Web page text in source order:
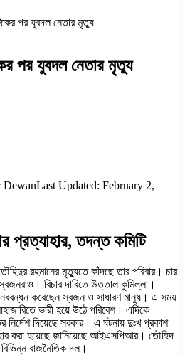
পর যুবদল নেতার মৃত্যু
পর যুবদল নেতার মৃত্যু
DewanLast Updated: February 2,
প্রত্যাহার, তদন্ত কমিটি
রহমানের মৃত্যুতে কাঁদছে তার পরিবার। চার
বিচার দাবিতে উত্তাল কুমিল্লা।
করেছেন স্বজন ও সাধারণ মানুষ। এ সময়
ভারী হয়ে উঠে পরিবেশ। এদিকে
দিয়েছে সরকার। এ ঘটনায় দুঃখ প্রকাশ
করা হয়েছে জানিয়েছে আইএসপিআর। তৌহিদ
বিভিন্ন রাজনৈতিক দল।